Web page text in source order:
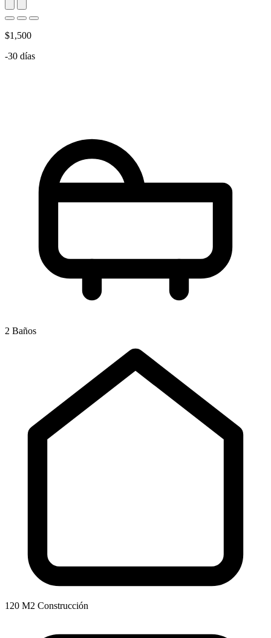
$1,500
-30 días
2 Baños
120 M2 Construcción